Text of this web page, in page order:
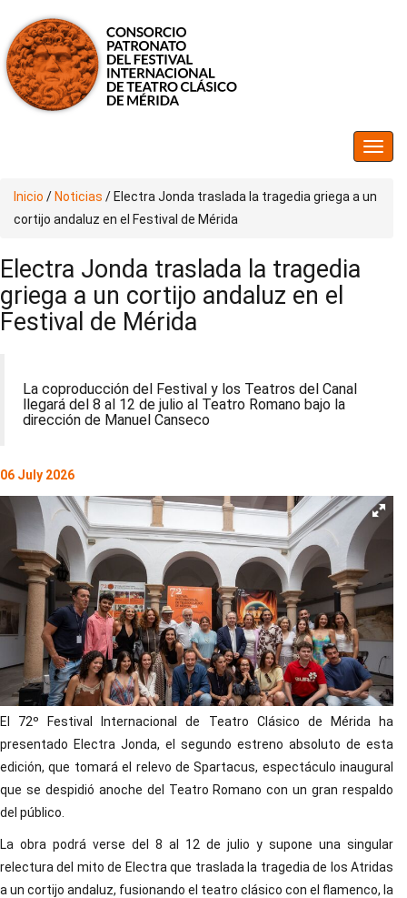
Inicio / Noticias / Electra Jonda traslada la tragedia griega a un
cortijo andaluz en el Festival de Mérida
Electra Jonda traslada la tragedia
griega a un cortijo andaluz en el
Festival de Mérida
La coproducción del Festival y los Teatros del Canal
llegará del 8 al 12 de julio al Teatro Romano bajo la
dirección de Manuel Canseco
06 July 2026
El 72º Festival Internacional de Teatro Clásico de Mérida ha
presentado Electra Jonda, el segundo estreno absoluto de esta
edición, que tomará el relevo de Spartacus, espectáculo inaugural
que se despidió anoche del Teatro Romano con un gran respaldo
del público.
La obra podrá verse del 8 al 12 de julio y supone una singular
relectura del mito de Electra que traslada la tragedia de los Atridas
a un cortijo andaluz, fusionando el teatro clásico con el flamenco, la